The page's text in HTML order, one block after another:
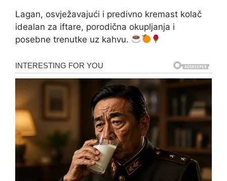
Lagan, osvježavajući i predivno kremast kolač
idealan za iftare, porodična okupljanja i
posebne trenutke uz kahvu.